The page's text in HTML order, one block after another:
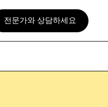
전문가와 상담하세요